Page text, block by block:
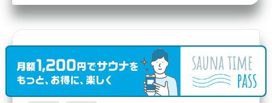
駅から3.53km
稲葉湯